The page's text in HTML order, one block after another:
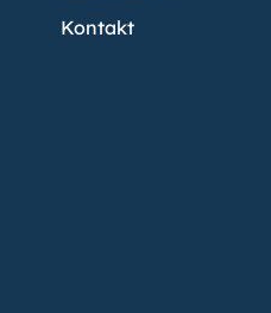
Kontakt